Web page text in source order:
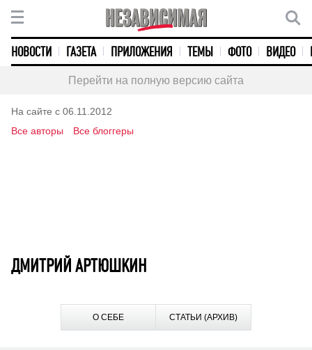
НОВОСТИ ГАЗЕТА ПРИЛОЖЕНИЯ ТЕМЫ ФОТО ВИДЕО
Перейти на полную версию сайта
На сайте с 06.11.2012
Все авторы
Все блоггеры
ДМИТРИЙ АРТЮШКИН
О СЕБЕ СТАТЬИ (АРХИВ)